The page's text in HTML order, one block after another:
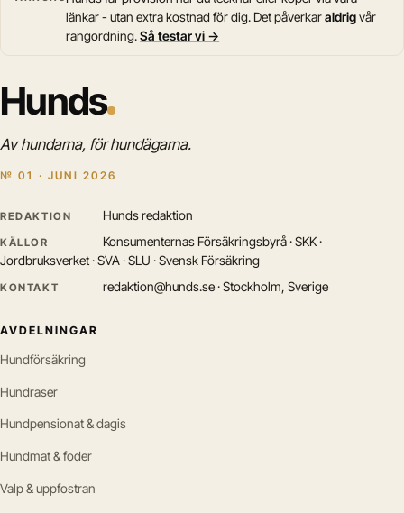
länkar - utan extra kostnad för dig. Det påverkaraldrigvår
rangordning.Så testar vi →
Hunds
Av hundarna, för hundägarna.
№ 01 · JUNI 2026
REDAKTION Hunds redaktion
KÄLLOR
Konsumenternas Försäkringsbyrå · SKK ·
Jordbruksverket · SVA · SLU · Svensk Försäkring
KONTAKT redaktion@hunds.se · Stockholm, Sverige
AVDELNINGAR
Hundförsäkring
Hundraser
Hundpensionat & dagis
Hundmat & foder
Valp & uppfostran